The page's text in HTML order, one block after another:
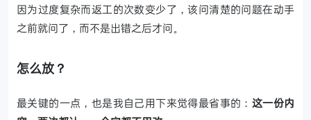
因为过度复杂而返工的次数变少了，该问清楚的问题在动手
之前就问了，而不是出错之后才问。
怎么放？
最关键的一点，也是我自己用下来觉得最省事的： 这一份内